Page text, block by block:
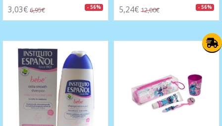
3,03€ 6,95€ - 56% 5,24€ 12,00€ - 56%